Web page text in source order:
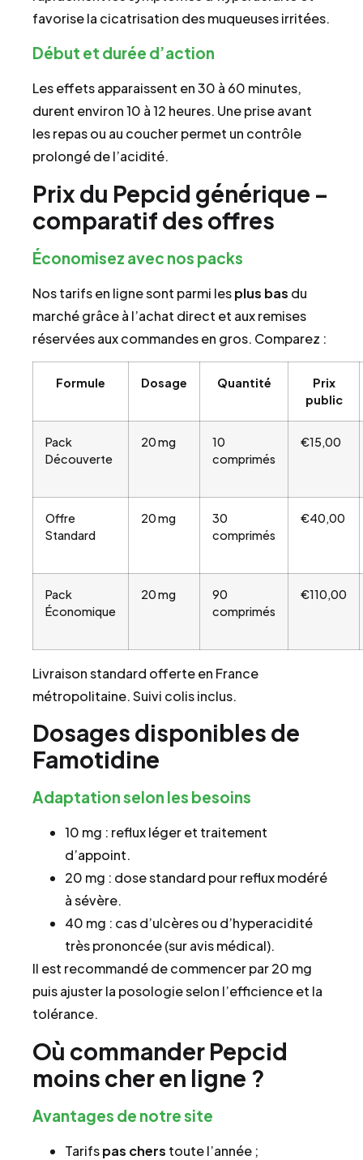
favorise la cicatrisation des muqueuses irritées.
Début et durée d’action
Les effets apparaissent en 30 à 60 minutes,
durent environ 10 à 12 heures. Une prise avant
les repas ou au coucher permet un contrôle
prolongé de l’acidité.
Prix du Pepcid générique –
comparatif des offres
Économisez avec nos packs
Nos tarifs en ligne sont parmi lesplus bas du
marché grâce à l’achat direct et aux remises
réservées aux commandes en gros. Comparez :
Formule Dosage Quantité
Prix
public
Pack
Découverte
20 mg
10
comprimés
€15,00
Offre
Standard
20 mg
30
comprimés
€40,00
Pack
Économique
20 mg
90
comprimés
€110,00
Livraison standard offerte en France
métropolitaine. Suivi colis inclus.
Dosages disponibles de
Famotidine
Adaptation selon les besoins
10 mg : reflux léger et traitement
d’appoint.
20 mg : dose standard pour reflux modéré
à sévère.
40 mg : cas d’ulcères ou d’hyperacidité
très prononcée (sur avis médical).
Il est recommandé de commencer par 20 mg
puis ajuster la posologie selon l’efficience et la
tolérance.
Où commander Pepcid
moins cher en ligne ?
Avantages de notre site
Tarifspas chers toute l’année ;